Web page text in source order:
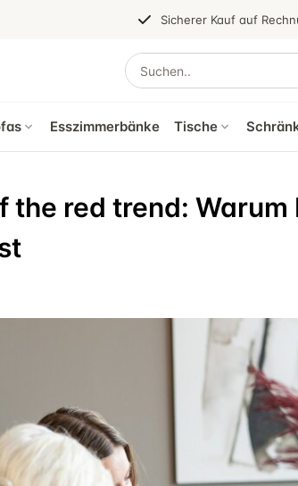
Sicherer Kauf auf
Esszimmerbänke Tische
the red trend: